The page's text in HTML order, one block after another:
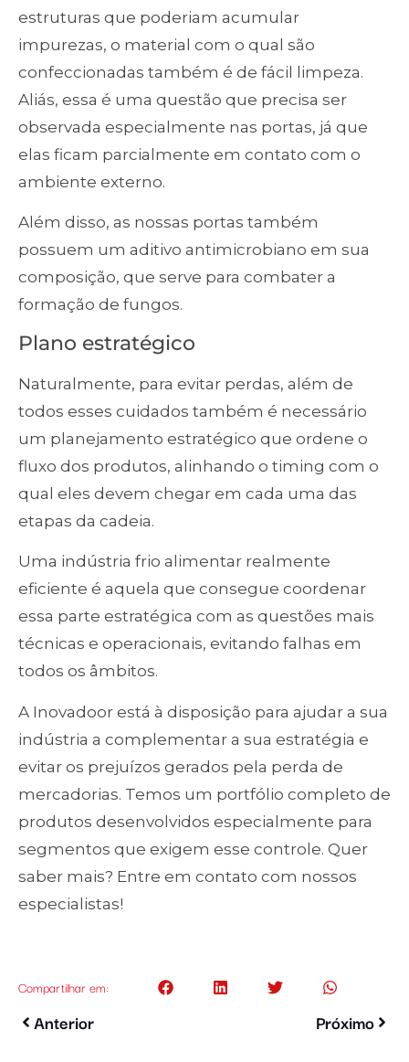
estruturas que poderiam acumular
impurezas, o material com o qual são
confeccionadas também é de fácil limpeza.
Aliás, essa é uma questão que precisa ser
observada especialmente nas portas, já que
elas ficam parcialmente em contato com o
ambiente externo.
Além disso, as nossas portas também
possuem um aditivo antimicrobiano em sua
composição, que serve para combater a
formação de fungos.
Plano estratégico
Naturalmente, para evitar perdas, além de
todos esses cuidados também é necessário
um planejamento estratégico que ordene o
fluxo dos produtos, alinhando o timing com o
qual eles devem chegar em cada uma das
etapas da cadeia.
Uma indústria frio alimentar realmente
eficiente é aquela que consegue coordenar
essa parte estratégica com as questões mais
técnicas e operacionais, evitando falhas em
todos os âmbitos.
A Inovadoor está à disposição para ajudar a sua
indústria a complementar a sua estratégia e
evitar os prejuízos gerados pela perda de
mercadorias. Temos um portfólio completo de
produtos desenvolvidos especialmente para
segmentos que exigem esse controle. Quer
saber mais? Entre em contato com nossos
especialistas!
Compartilhar em:
Anterior Próximo